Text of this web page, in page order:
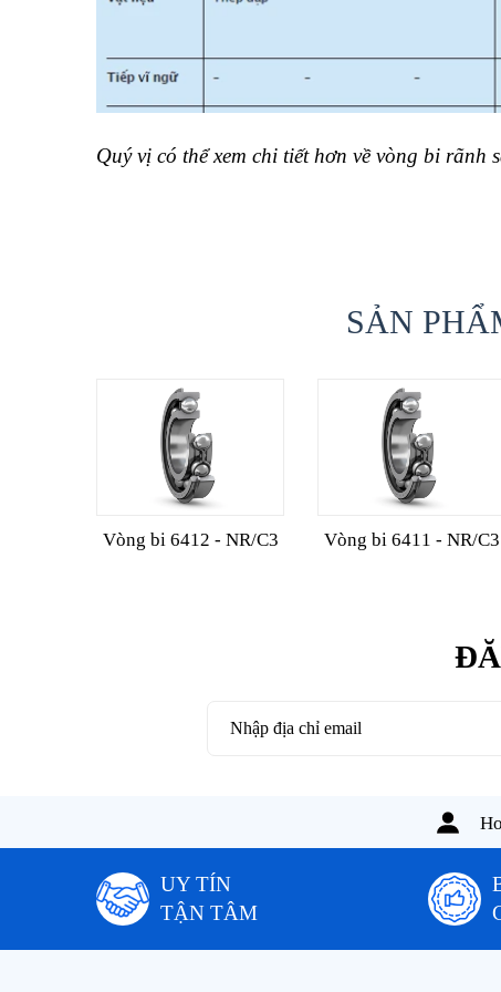
Quý vị có thể xem chi tiết hơn về vòng bi rãnh
SẢN
Vòng bi 6412 - NR/C3 Vòng bi 6411 - NR/C3
UY TÍN
TẬN TÂM